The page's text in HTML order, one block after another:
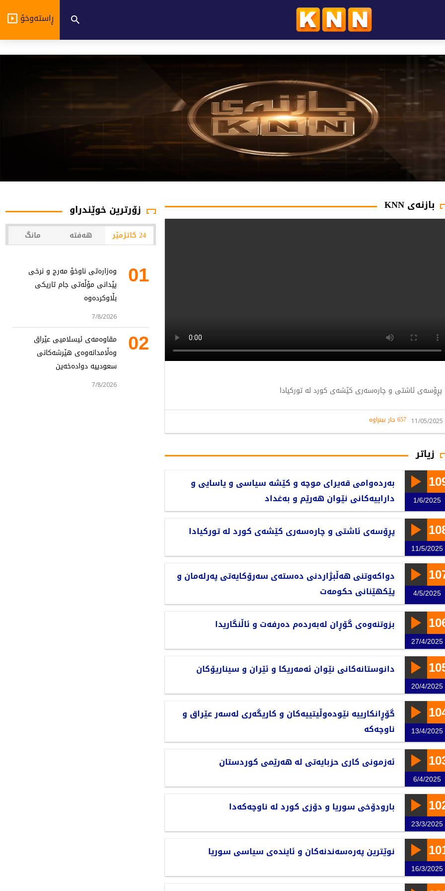
ڕاستەوخۆ
بازنەی KNN
پڕۆسەی ئاشتی و چارەسەری کێشەی کورد لە تورکیادا
11/05/2025 657 جار بینراوە
زیاتر
1/6/2025
بەردەوامی قەیرای موچە و کێشە سیاسی و یاسایی و
داراییەکانی نێوان هەرێم و بەغداد
11/5/2025
پڕۆسەی ئاشتی و چارەسەری کێشەی کورد لە تورکیادا
4/5/2025
دواکەوتنی هەڵبژاردنی دەستەی سەرۆکایەتی پەرلەمان و
پێکهێنانی حکومەت
27/4/2025
بزوتنەوەی گۆڕان لەبەردەم دەرفەت و ئاڵنگاریدا
20/4/2025
دانوستانەکانی نێوان ئەمەریکا و ئێران و سیناریۆکان
13/4/2025
گۆڕانکارییە نێودەوڵيتییەکان و کاریگەری لەسەر عێراق و
ناوچەکە
6/4/2025
ئەزمونی کاری حزبایەتی لە هەرێمی کوردستان
23/3/2025
بارودۆخی سوریا و دۆزی کورد لە ناوچەکەدا
16/3/2025
نوێترین پەرەسەندنەکان و ئایندەی سیاسی سوریا
زۆرترین خوێندراو
24 کاتژمێر هەفتە مانگ
01
وەزارەتی ناوخۆ مەرج و نرخی
پێدانی مۆڵەتی جام تاریکی
بڵاوکردەوە
7/8/2026
02
مقاوەمەی ئیسلامیی عێراق
وەڵامدانەوەی هێرشەکانی
سعودییە دوادەخەین
7/8/2026